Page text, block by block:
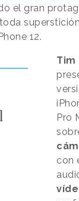
el gran
toda
12.
Tim
Pro
con